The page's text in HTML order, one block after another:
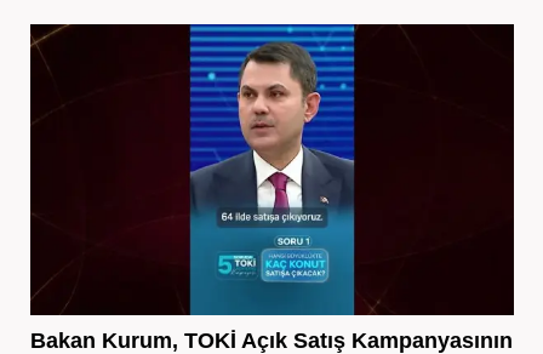
Bakan Kurum, TOKİ Açık Satış Kampanyasının